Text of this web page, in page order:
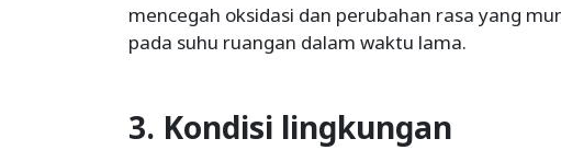
mencegah oksidasi dan perubahan rasa yang
pada suhu ruangan dalam waktu lama.
3. Kondisi lingkungan